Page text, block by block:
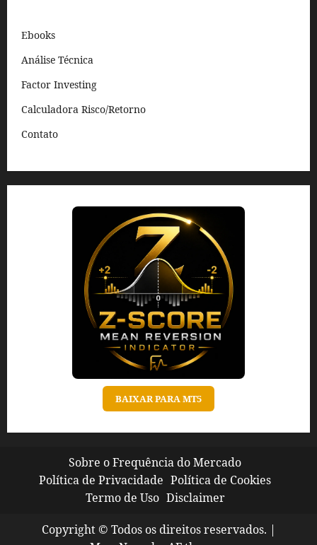
Ebooks
Análise Técnica
Factor Investing
Calculadora Risco/Retorno
Contato
BAIXAR PARA MT5
Sobre o Frequência do Mercado
Política de Privacidade Política de Cookies
Termo de Uso Disclaimer
Copyright © Todos os direitos reservados. |